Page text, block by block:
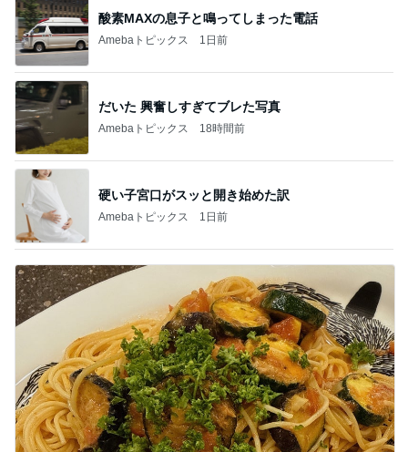
酸素MAXの息子と鳴ってしまった電話
Amebaトピックス 1日前
だいた 興奮しすぎてブレた写真
Amebaトピックス 18時間前
硬い子宮口がスッと開き始めた訳
Amebaトピックス 1日前